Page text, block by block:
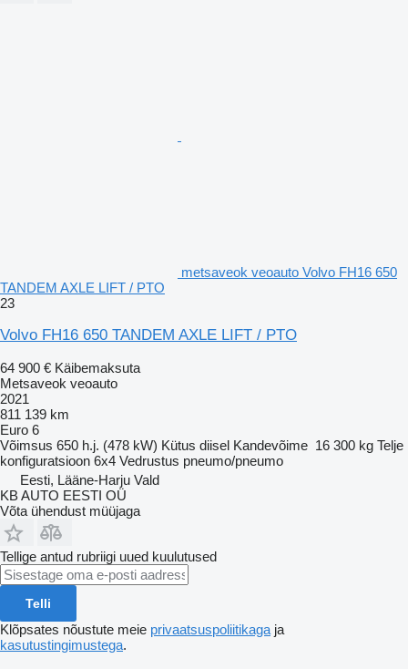
metsaveok veoauto Volvo FH16 650
TANDEM AXLE LIFT / PTO
23
Volvo FH16 650 TANDEM AXLE LIFT / PTO
64 900 € Käibemaksuta
Metsaveok veoauto
2021
811 139 km
Euro 6
Võimsus 650 h.j. (478 kW) Kütus diisel Kandevõime 16 300 kg Telje
konfiguratsioon 6x4 Vedrustus pneumo/pneumo
Eesti, Lääne-Harju Vald
KB AUTO EESTI OÜ
Võta ühendust müüjaga
Tellige antud rubriigi uued kuulutused
Telli
Klõpsates nõustute meie privaatsuspoliitikaga ja
kasutustingimustega.